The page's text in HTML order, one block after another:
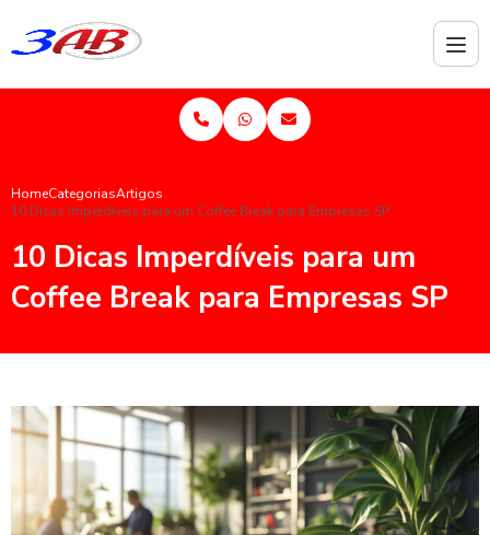
HomeCategoriasArtigos
10 Dicas Imperdíveis para um Coffee Break para Empresas SP
10 Dicas Imperdíveis para um
Coffee Break para Empresas SP